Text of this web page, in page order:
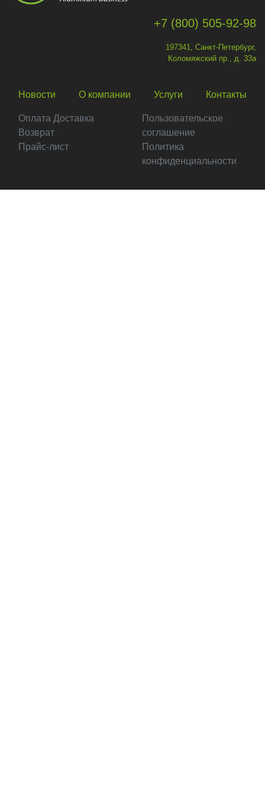
Новости О компании Услуги Контакты
Оплата Доставка
Возврат
Пользовательское
соглашение
Прайс-лист
Политика
конфиденциальности
+7 (800) 505-92-98
197341, Санкт-Петербург,
Коломяжский пр., д. 33а